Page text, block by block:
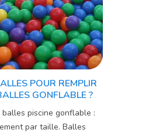
POUR REMPLIR
GONFLABLE ?
piscine gonflable :
par taille. Balles